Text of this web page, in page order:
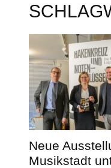
Neue
Musikstadt